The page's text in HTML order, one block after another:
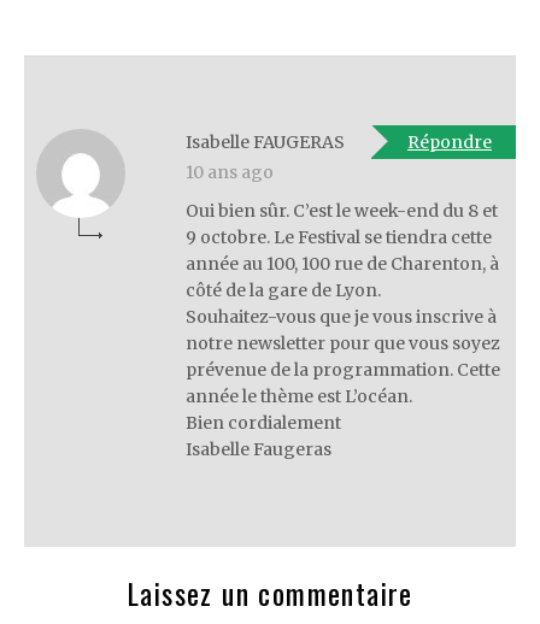
Isabelle FAUGERAS
10 ans ago
Répondre
Oui bien sûr. C’est le week-end du 8 et
9 octobre. Le Festival se tiendra cette
année au 100, 100 rue de Charenton, à
côté de la gare de Lyon.
Souhaitez-vous que je vous inscrive à
notre newsletter pour que vous soyez
prévenue de la programmation. Cette
année le thème est L’océan.
Bien cordialement
Isabelle Faugeras
Laissez un commentaire